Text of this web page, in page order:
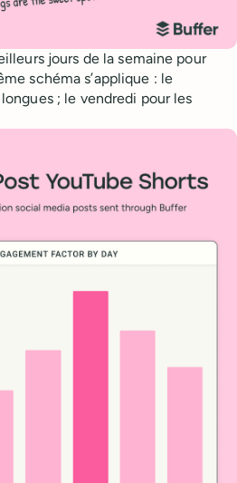
jours de la semaine pour
schéma s’applique : le
; le vendredi pour les